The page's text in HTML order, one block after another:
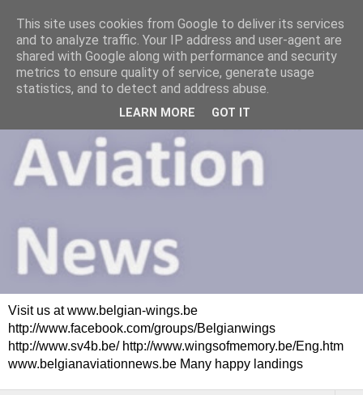
Visit us at www.belgian-wings.be
http://www.facebook.com/groups/Belgianwings
http://www.sv4b.be/ http://www.wingsofmemory.be/Eng.htm
www.belgianaviationnews.be Many happy landings
This site uses cookies from Google to deliver its services
and to analyze traffic. Your IP address and user-agent are
shared with Google along with performance and security
metrics to ensure quality of service, generate usage
statistics, and to detect and address abuse.
LEARN MORE GOT IT